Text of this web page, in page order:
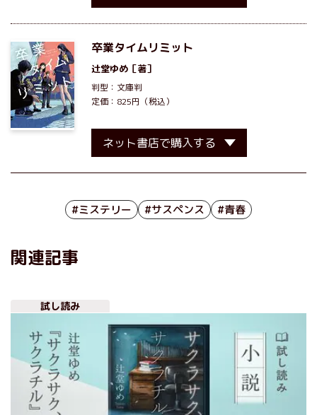
卒業タイムリミット
辻堂ゆめ ［著］
判型：文庫判
定価：825円（税込）
ネット書店で購入する
#ミステリー #サスペンス #青春
関連記事
試し読み